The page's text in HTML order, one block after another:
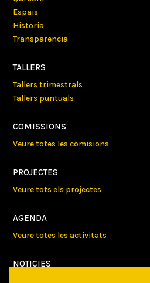
Espais
Historia
Transparencia
TALLERS
Tallers trimestrals
Tallers puntuals
COMISSIONS
Veure totes les comisions
PROJECTES
Veure tots els projectes
AGENDA
Veure totes les activitats
NOTICIES